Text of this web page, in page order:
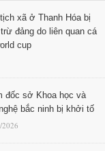
xã ở Thanh Hóa bị
đảng do liên quan cá
cup
đốc sở Khoa học và
bắc ninh bị khởi tố